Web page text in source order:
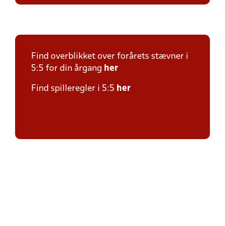
Find overblikket over forårets stævner i
5:5 for din årgang her
Find spilleregler i 5:5 her